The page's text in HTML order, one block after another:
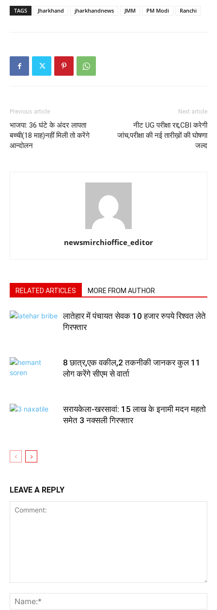
TAGS Jharkhand jharkhandnews JMM PM Modi Ranchi
Previous article
भाजपा: 36 घंटे के अंदर लापता
बच्ची(18 माह)नहीं मिली तो करेंगे
आन्दोलन
Next article
नीट UG परीक्षा रद्द,CBI करेगी
जांच,परीक्षा की नई तारीख़ों की घोषणा
जल्द
newsmirchioffice_editor
RELATED ARTICLES MORE FROM AUTHOR
लातेहार में पंचायत सेवक 10 हजार रुपये रिश्वत लेते
गिरफ्तार
8 छात्र,एक वकील,2 तकनीकी जानकर कुल 11
लोग करेंगे सीएम से वार्ता
सरायकेला-खरसावां: 15 लाख के इनामी मदन महतो
समेत 3 नक्सली गिरफ्तार
LEAVE A REPLY